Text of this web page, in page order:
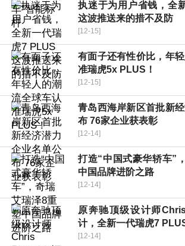
执迷于为用户省钱，全
这波推送来的措不及防
[12-15]
有面子还有性价比，年
准瑞虎5x PLUS！
[12-15]
青岛西海岸新区首批新
布 76家企业获表彰
[12-14]
打造“中国式豪华轿车”
中国品牌进阶之路
[12-14]
原奔驰顶级设计师
计，全新一代瑞虎7
[12-14]